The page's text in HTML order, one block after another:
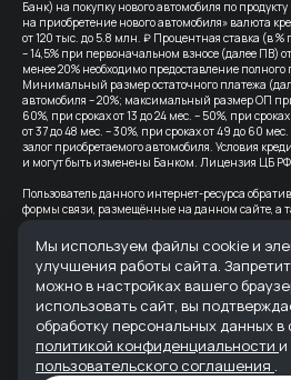
Банк) на покупку нового автомобиля по
на приобретение нового автомобиля» валюта
от 120 тыс. до 5.8 млн. ₽ Процентная ставка (в %
– 14,5% при первоначальном взносе (далее ПВ)
менее 20% необходимо предоставление полного
Минимальный размер остаточного платежа
автомобиля – 20%; максимальный размер ОП при
60%, при сроках от 13 до 24 мес. – 50%, при
от 37 до 48 мес. – 30%, при сроках от 49 до 60
залог приобретаемого автомобиля. Условия
и могут быть изменены Банком. Лицензия ЦБ
Пользователь данного интернет-ресурса
формы связи, размещённые на данном сайте, а
звонка, выражает свое безусловное согласие
коммуникацию с помощью электронных средств
информирование, e-mail-рассылка и т.п. и т.д.
Все цены на сайте указаны с учетом скидок.
Банк-партнер: ВТБ (ПАО), Лицензия Банка ВТБ
страхованию: СПАО «Ингосстрах», лицензия
Реквизиты организации: ООО "АВРОРА" ИНН
Мы используем файлы cookie и
улучшения работы сайта.
можно в настройках вашего
использовать сайт, вы
обработку персональных данных в
политикой конфиденциальности
пользовательского соглашения .